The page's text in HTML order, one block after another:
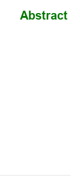
Abstract